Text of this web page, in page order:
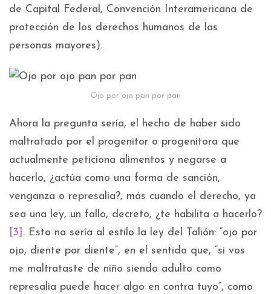
de Capital Federal, Convención Interamericana de
protección de los derechos humanos de las
personas mayores).
Ojo por ojo pan por pan
Ahora la pregunta sería, el hecho de haber sido
maltratado por el progenitor o progenitora que
actualmente peticiona alimentos y negarse a
hacerlo, ¿actúa como una forma de sanción,
venganza o represalia?, más cuando el derecho, ya
sea una ley, un fallo, decreto, ¿te habilita a hacerlo?
[3] . Esto no sería al estilo la ley del Talión: “ojo por
ojo, diente por diente”, en el sentido que, “si vos
me maltrataste de niño siendo adulto como
represalia puede hacer algo en contra tuyo”, como